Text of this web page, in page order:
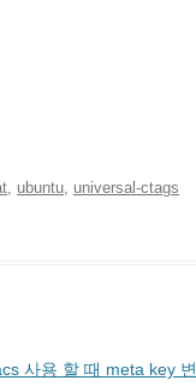
, ubuntu, universal-ctags
사용 할 때 meta key 변